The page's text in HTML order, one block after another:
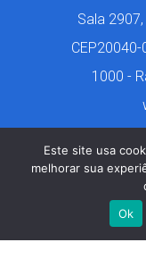
Sala
1000 -
Márcio de
Este site usa
melhorar sua
Ok